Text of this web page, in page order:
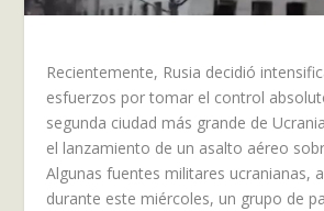
Recientemente, Rusia decidió
esfuerzos por tomar el control
segunda ciudad más grande de
el lanzamiento de un asalto aéreo
Algunas fuentes militares ucranianas,
durante este miércoles, un grupo de